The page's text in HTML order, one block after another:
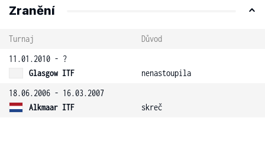
Zranění
Turnaj
Důvod
11.01.2010 - ?
Glasgow ITF
nenastoupila
18.06.2006 - 16.03.2007
Alkmaar ITF
skreč